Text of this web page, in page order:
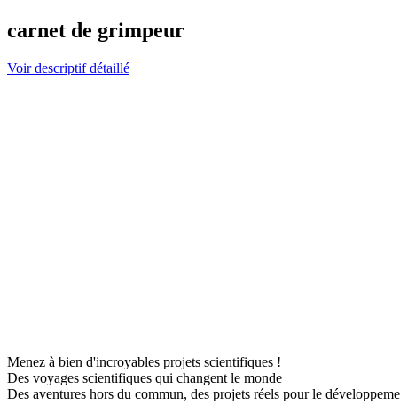
carnet de grimpeur
Voir descriptif détaillé
Menez à bien d'incroyables projets scientifiques !
Des voyages scientifiques qui changent le monde
Des aventures hors du commun, des projets réels pour le